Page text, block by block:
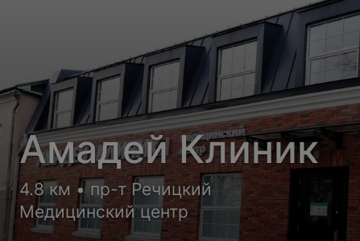
Амадей Клиник
4.8 км • пр-т Речицкий
Медицинский центр